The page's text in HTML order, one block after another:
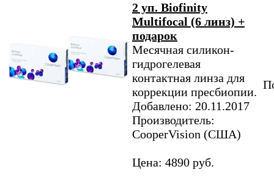
2 уп. Biofinity
Multifocal (6 линз) +
подарок
Месячная силикон-
гидрогелевая
контактная линза для
коррекции пресбиопии.
Добавлено: 20.11.2017
Производитель:
CooperVision (США)
Цена: 4890 руб.